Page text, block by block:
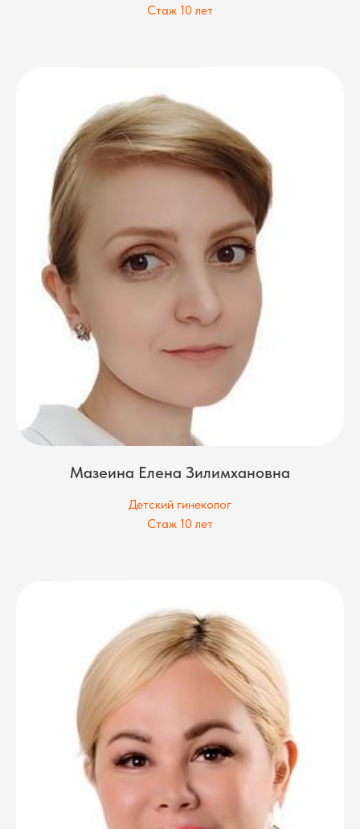
Стаж 10 лет
Мазеина Елена Зилимхановна
Детский гинеколог
Стаж 10 лет